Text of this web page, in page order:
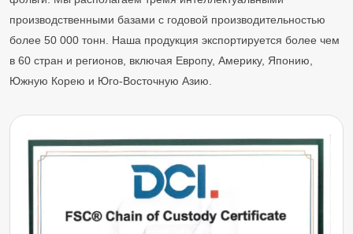
производственными базами с годовой производительностью
более 50 000 тонн. Наша продукция экспортируется более чем
в 60 стран и регионов, включая Европу, Америку, Японию,
Южную Корею и Юго-Восточную Азию.